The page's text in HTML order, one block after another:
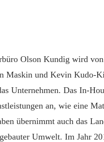
Olson Kundig wird
Maskin und Kevin Kudo-
Unternehmen. Das In-
an, wie eine
übernimmt auch das
Umwelt. Im Jahr